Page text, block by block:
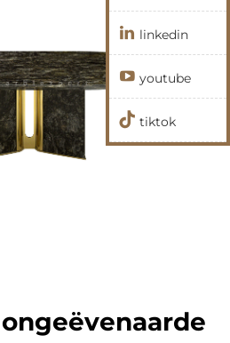
linkedin
youtube
tiktok